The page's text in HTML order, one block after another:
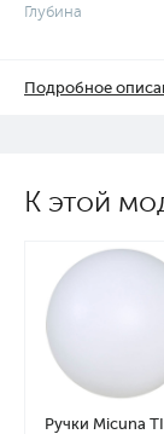
Глубина
Подробное
К этой
Ручки Micuna